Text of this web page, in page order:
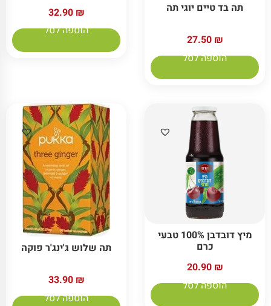
תה בד טיים יוגי תה
27.50 ₪
הוספה לסל
32.90 ₪
הוספה לסל
מיץ דובדבן 100% טבעי
כרם
20.90 ₪
הוספה לסל
תה שלוש ג'ינג'ר פוקה
33.90 ₪
הוספה לסל